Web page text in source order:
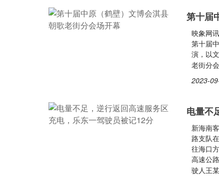
第十届
映象网
第十届
演，以
老街分
2023-
电量不
新海南
路支队
往海口
高速公
驶人王